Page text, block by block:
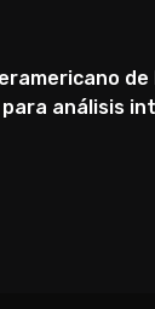
de
análisis